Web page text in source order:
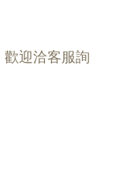
歡迎洽客服詢